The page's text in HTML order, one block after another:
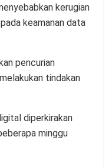
kerugian
keamanan data
pencurian
tindakan
diperkirakan
minggu